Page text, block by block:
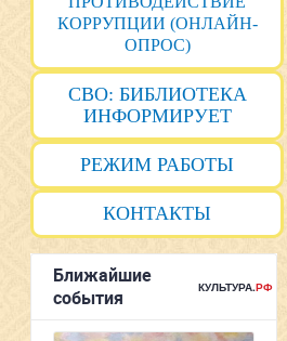
КОРРУПЦИИ (ОНЛАЙН-
ОПРОС)
СВО: БИБЛИОТЕКА
ИНФОРМИРУЕТ
РЕЖИМ РАБОТЫ
КОНТАКТЫ